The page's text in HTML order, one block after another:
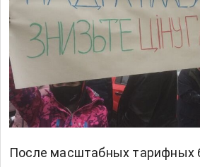
После масштабных тарифных